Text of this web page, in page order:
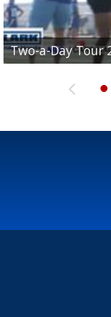
Two-a-Day Tour
Two-a-Day Tour
UTRGV football
and receiving
Two-a-Day Tour
Two-a-Day Tour